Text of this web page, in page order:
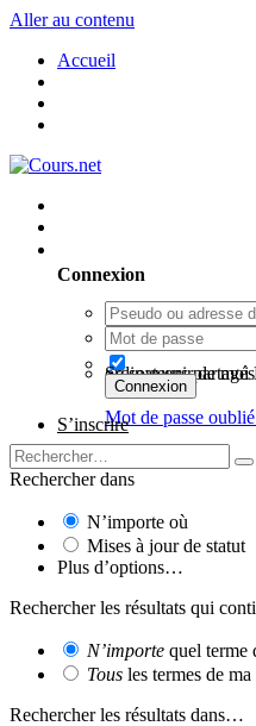
Aller au contenu
Accueil
Connexion
Se souvenir de moi
Non recommandé sur les ordinateurs partagés
Connexion
Mot de passe
S’inscrire
Rechercher dans
N’importe où
Mises à jour de statut
Plus d’options…
Rechercher les résultats qui
N’importe quel terme
Tous les termes de
Rechercher les résultats dans…